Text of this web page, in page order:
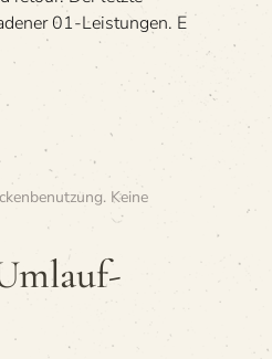
01-Leistungen. E
. Keine